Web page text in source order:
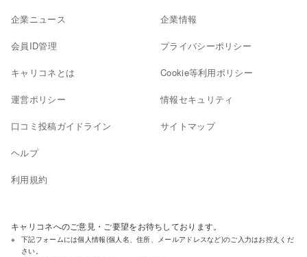
企業ニュース
会員ID管理
キャリコネとは
運営ポリシー
口コミ投稿ガイドライン
ヘルプ
利用規約
企業情報
プライバシーポリシー
Cookie等利用ポリシー
情報セキュリティ
サイトマップ
キャリコネへのご意見・ご要望をお待ちしております。
下記フォームには個人情報(個人名、住所、メールアドレスなど)のご入力はお控えくだ
さい。